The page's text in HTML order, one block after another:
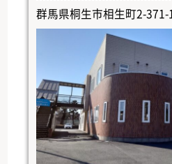
群馬県桐生市相生町2-